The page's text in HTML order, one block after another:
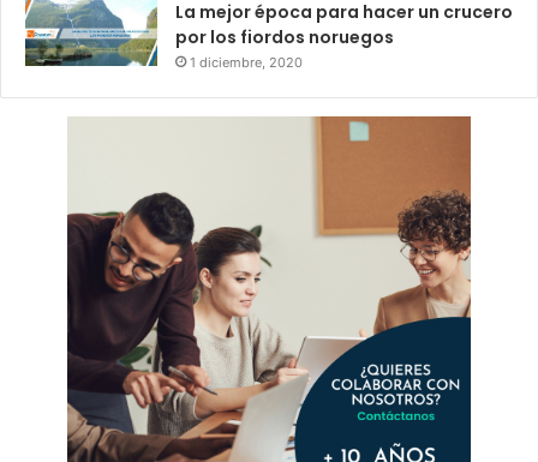
La mejor época para hacer un crucero
por los fiordos noruegos
1 diciembre, 2020